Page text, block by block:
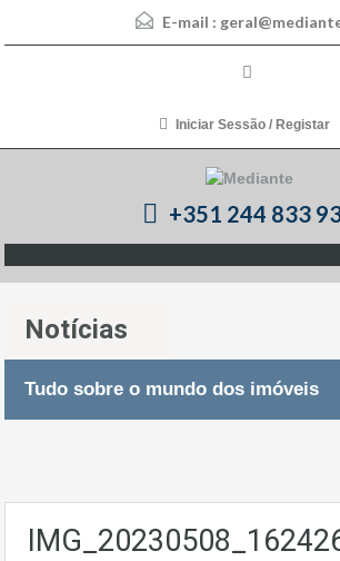
E-mail :
Iniciar Sessão / Registar
+351 244 833
Notícias
Tudo sobre o mundo dos imóveis